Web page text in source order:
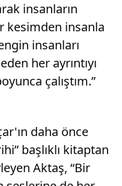
insanların
kesimden insanla
insanları
her ayrıntıyı
çalıştım.”
daha önce
başlıklı kitaptan
Aktaş, “Bir